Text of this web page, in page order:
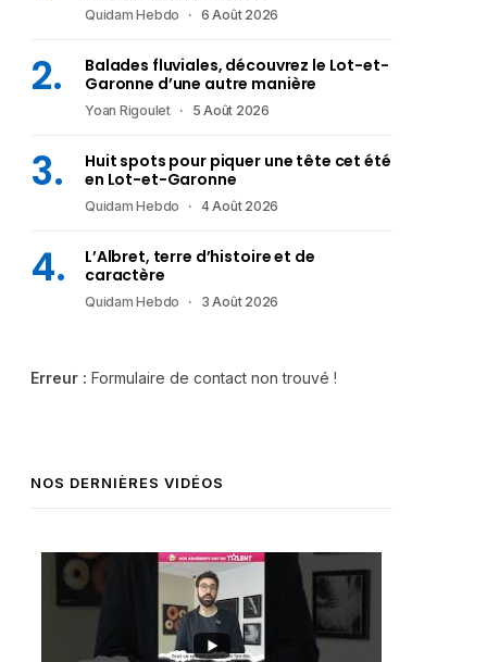
Quidam Hebdo 6 Août 2026
Balades fluviales, découvrez le Lot-et-
Garonne d’une autre manière
Yoan Rigoulet 5 Août 2026
Huit spots pour piquer une tête cet été
en Lot-et-Garonne
Quidam Hebdo 4 Août 2026
L’Albret, terre d’histoire et de
caractère
Quidam Hebdo 3 Août 2026
Erreur : Formulaire de contact non trouvé !
NOS DERNIÈRES VIDÉOS